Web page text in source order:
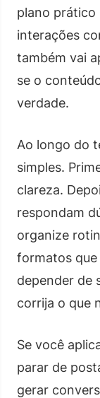
plano prático
interações
também vai
se o
verdade.
Ao longo do
simples.
clareza.
respondam
organize
formatos que
depender de
corrija o que
Se você
parar de
gerar